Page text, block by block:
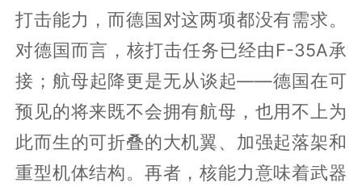
打击能力，而德国对这两项都没有需求。
对德国而言，核打击任务已经由F-35A承
接；航母起降更是无从谈起——德国在可
预见的将来既不会拥有航母，也用不上为
此而生的可折叠的大机翼、加强起落架和
重型机体结构。再者，核能力意味着武器